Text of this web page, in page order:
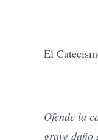
El
Ofende la
grave daño